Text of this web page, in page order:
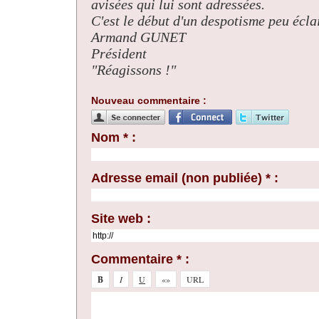
avisées qui lui sont adressées.
C'est le début d'un despotisme peu
Armand GUNET
Président
"Réagissons !"
Nouveau commentaire :
Nom * :
Adresse email (non publiée) * :
Site web :
Commentaire * :